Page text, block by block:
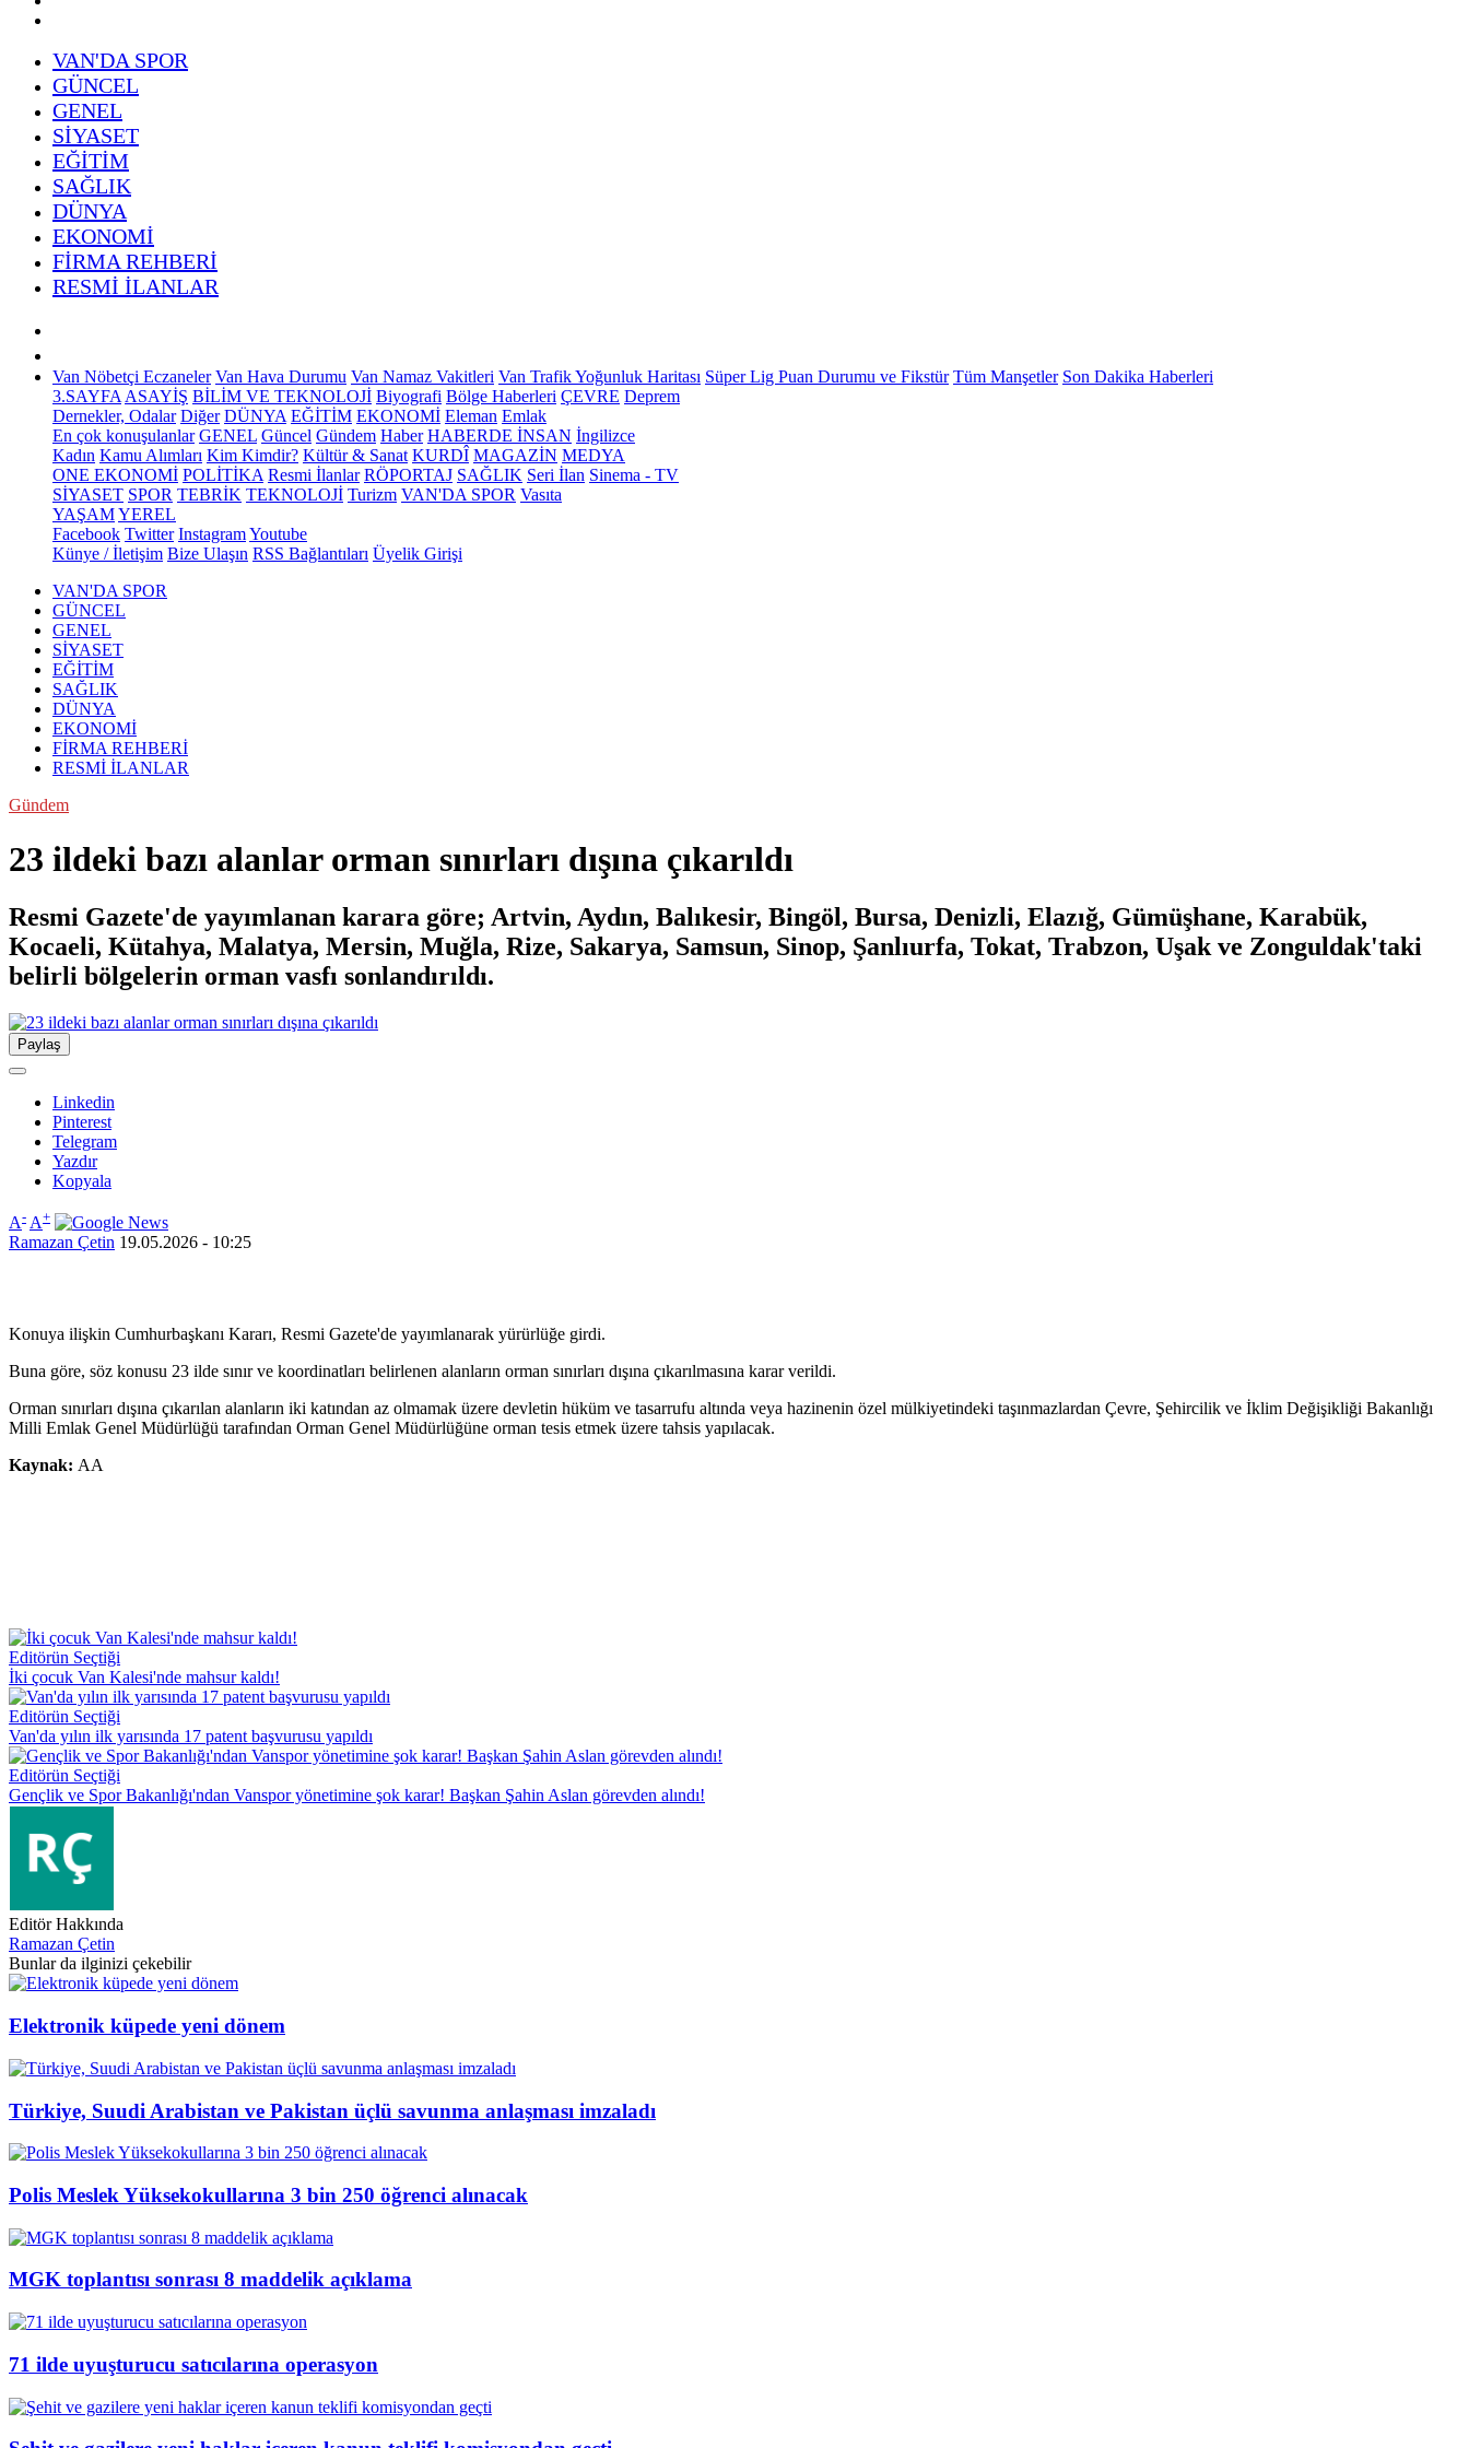
VAN'DA SPOR
GÜNCEL
GENEL
SİYASET
EĞİTİM
SAĞLIK
DÜNYA
EKONOMİ
FİRMA REHBERİ
RESMİ İLANLAR
Van Nöbetçi Eczaneler Van Hava Durumu Van Namaz Vakitleri Van Trafik Yoğunluk Haritası Süper Lig Puan Durumu ve Fikstür Tüm Manşetler Son Dakika Haberleri
3.SAYFA ASAYİŞ BİLİM VE TEKNOLOJİ Biyografi Bölge Haberleri ÇEVRE Deprem
Dernekler, Odalar Diğer DÜNYA EĞİTİM EKONOMİ Eleman Emlak
En çok konuşulanlar GENEL Güncel Gündem Haber HABERDE İNSAN İngilizce
Kadın Kamu Alımları Kim Kimdir? Kültür & Sanat KURDÎ MAGAZİN MEDYA
ONE EKONOMİ POLİTİKA Resmi İlanlar RÖPORTAJ SAĞLIK Seri İlan Sinema - TV
SİYASET SPOR TEBRİK TEKNOLOJİ Turizm VAN'DA SPOR Vasıta
YAŞAMYEREL
Facebook Twitter InstagramYoutube
Künye / İletişim Bize Ulaşın RSS Bağlantıları Üyelik Girişi
VAN'DA SPOR
GÜNCEL
GENEL
SİYASET
EĞİTİM
SAĞLIK
DÜNYA
EKONOMİ
FİRMA REHBERİ
RESMİ İLANLAR
Gündem
23 ildeki bazı alanlar orman sınırları dışına çıkarıldı
Resmi Gazete'de yayımlanan karara göre; Artvin, Aydın, Balıkesir, Bingöl, Bursa, Denizli, Elazığ, Gümüşhane, Karabük,
Kocaeli, Kütahya, Malatya, Mersin, Muğla, Rize, Sakarya, Samsun, Sinop, Şanlıurfa, Tokat, Trabzon, Uşak ve Zonguldak'taki
belirli bölgelerin orman vasfı sonlandırıldı.
Paylaş
Linkedin
Pinterest
Telegram
Yazdır
Kopyala
A- A+
Ramazan Çetin 19.05.2026 - 10:25
Konuya ilişkin Cumhurbaşkanı Kararı, Resmi Gazete'de yayımlanarak yürürlüğe girdi.
Buna göre, söz konusu 23 ilde sınır ve koordinatları belirlenen alanların orman sınırları dışına çıkarılmasına karar verildi.
Orman sınırları dışına çıkarılan alanların iki katından az olmamak üzere devletin hüküm ve tasarrufu altında veya hazinenin özel mülkiyetindeki taşınmazlardan Çevre, Şehircilik ve İklim Değişikliği Bakanlığı
Milli Emlak Genel Müdürlüğü tarafından Orman Genel Müdürlüğüne orman tesis etmek üzere tahsis yapılacak.
Kaynak: AA
Editörün Seçtiği
İki çocuk Van Kalesi'nde mahsur kaldı!
Editörün Seçtiği
Van'da yılın ilk yarısında 17 patent başvurusu yapıldı
Editörün Seçtiği
Gençlik ve Spor Bakanlığı'ndan Vanspor yönetimine şok karar! Başkan Şahin Aslan görevden alındı!
Editör Hakkında
Ramazan Çetin
Bunlar da ilginizi çekebilir
Elektronik küpede yeni dönem
Türkiye, Suudi Arabistan ve Pakistan üçlü savunma anlaşması imzaladı
Polis Meslek Yüksekokullarına 3 bin 250 öğrenci alınacak
MGK toplantısı sonrası 8 maddelik açıklama
71 ilde uyuşturucu satıcılarına operasyon